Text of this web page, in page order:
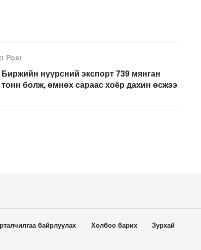
Post
Биржийн нүүрсний экспорт 739 мянган
тонн болж, өмнөх сараас хоёр дахин өсжээ
байрлуулах Холбоо барих Зурхай